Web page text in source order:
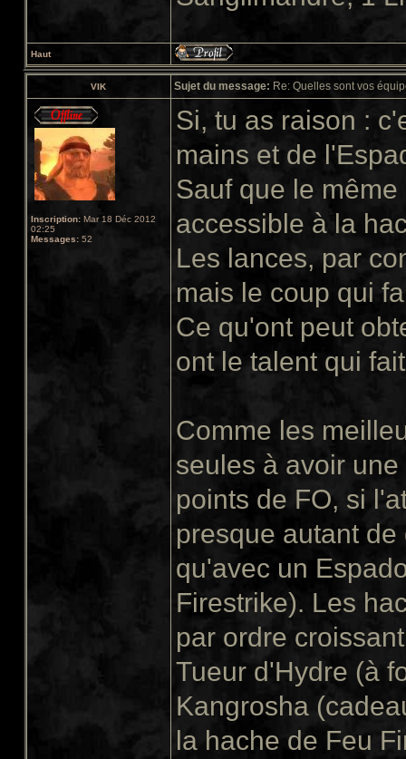
Haut
VIK Sujet du message: Re: Quelles sont vos
Inscription: Mar 18 Déc 2012
02:25
Messages: 52
Si, tu as raison :
mains et de
Sauf que le
accessible à la
Les lances, par
mais le coup qui
Ce qu'ont peut
ont le talent qui
Comme les
seules à avoir
points de FO, si
presque autant
qu'avec un
Firestrike). Les
par ordre
Tueur d'Hydre (à
Kangrosha
la hache de Feu